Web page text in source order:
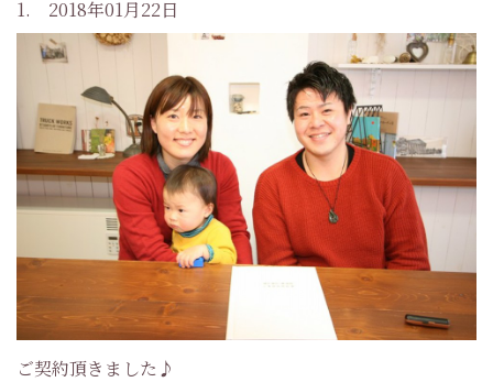
1. 2018年01月22日
ご契約頂きました♪